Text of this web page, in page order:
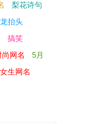
梨花诗句
龙抬头
搞笑
尚网名
5月
女生网名